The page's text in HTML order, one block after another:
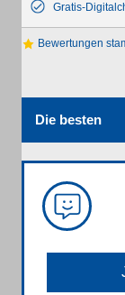
Gratis-
Bewertungen
Die besten